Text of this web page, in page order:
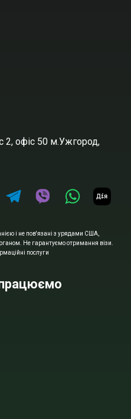
2, офіс 50 м.Ужгород,
і не пов'язані з урядами США,
Не гарантуємо отримання візи.
послуги